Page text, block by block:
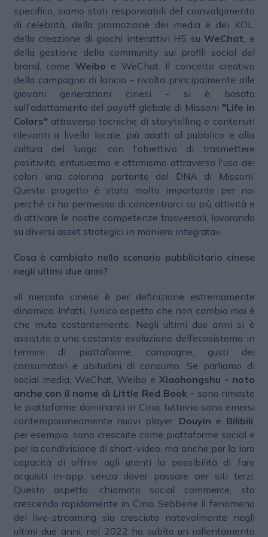
specifico, siamo stati responsabili del coinvolgimento
di celebrità, della promozione dei media e dei KOL,
della creazione di giochi interattivi H5 su WeChat, e
della gestione della community sui profili social del
brand, come Weibo e WeChat. Il concetto creativo
della campagna di lancio - rivolta principalmente alle
giovani generazioni cinesi - si è basato
sull'adattamento del payoff globale di Missoni "Life in
Colors" attraverso tecniche di storytelling e contenuti
rilevanti a livello locale, più adatti al pubblico e alla
cultura del luogo, con l'obiettivo di trasmettere
positività, entusiasmo e ottimismo attraverso l'uso dei
colori, una colonna portante del DNA di Missoni.
Questo progetto è stato molto importante per noi
perché ci ha permesso di concentrarci su più attività e
di attivare le nostre competenze trasversali, lavorando
su diversi asset strategici in maniera integrata».
Cosa è cambiato nello scenario pubblicitario cinese
negli ultimi due anni?
«Il mercato cinese è per definizione estremamente
dinamico. Infatti, l’unico aspetto che non cambia mai è
che muta costantemente. Negli ultimi due anni si è
assistito a una costante evoluzione dell’ecosistema in
termini di piattaforme, campagne, gusti dei
consumatori e abitudini di consumo. Se parliamo di
social media, WeChat, Weibo e Xiaohongshu - noto
anche con il nome di Little Red Book - sono rimaste
le piattaforme dominanti in Cina, tuttavia sono emersi
contemporaneamente nuovi player. Douyin e Bilibili,
per esempio, sono cresciute come piattaforme social e
per la condivisione di short-video, ma anche per la loro
capacità di offrire agli utenti la possibilità di fare
acquisti in-app, senza dover passare per siti terzi.
Questo aspetto, chiamato social commerce, sta
crescendo rapidamente in Cina. Sebbene il fenomeno
del live-streaming sia cresciuto notevolmente negli
ultimi due anni, nel 2022 ha subìto un rallentamento